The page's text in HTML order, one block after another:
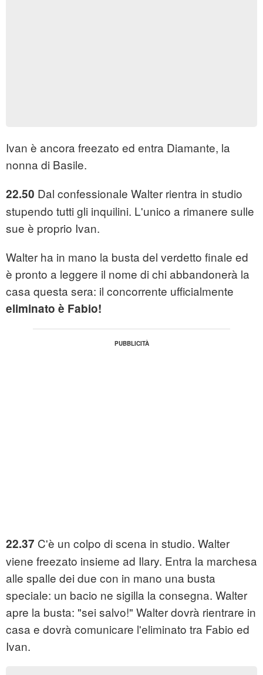
Ivan è ancora freezato ed entra Diamante, la
nonna di Basile.
22.50 Dal confessionale Walter rientra in studio
stupendo tutti gli inquilini. L'unico a rimanere sulle
sue è proprio Ivan.
Walter ha in mano la busta del verdetto finale ed
è pronto a leggere il nome di chi abbandonerà la
casa questa sera: il concorrente ufficialmente
eliminato è Fabio!
22.37 C'è un colpo di scena in studio. Walter
viene freezato insieme ad Ilary. Entra la marchesa
alle spalle dei due con in mano una busta
speciale: un bacio ne sigilla la consegna. Walter
apre la busta: "sei salvo!" Walter dovrà rientrare in
casa e dovrà comunicare l'eliminato tra Fabio ed
Ivan.